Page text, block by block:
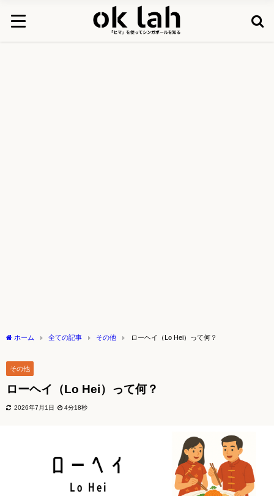
ホーム 全ての記事 その他 ローヘイ（Lo Hei）って何？
その他
ローヘイ（Lo Hei）って何？
2026年7月1日 4分18秒